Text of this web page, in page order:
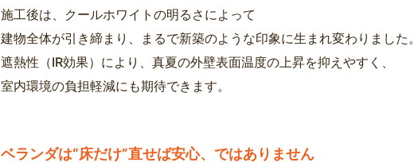
施工後は、クールホワイトの明るさによって
建物全体が引き締まり、まるで新築のような印象に生まれ変わりました。
遮熱性（IR効果）により、真夏の外壁表面温度の上昇を抑えやすく、
室内環境の負担軽減にも期待できます。
ベランダは“床だけ”直せば安心、ではありません